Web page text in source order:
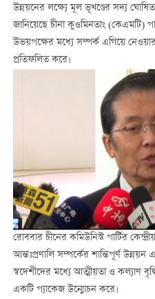
উন্নয়নের লক্ষ্যে মূল ভূখণ্ডের সদ্য
জানিয়েছে চীনা কুওমিনতাং (কেএমটি)
উভয়পক্ষের মধ্যে সম্পর্ক এগিয়ে
প্রতিফলিত করে।
রোববার চীনের কমিউনিস্ট পার্টির
আন্তঃপ্রণালি সম্পর্কের শান্তিপূর্ণ
স্বদেশীদের মধ্যে আত্মীয়তা ও কল্যাণ
একটি প্যাকেজ উন্মোচন করে।